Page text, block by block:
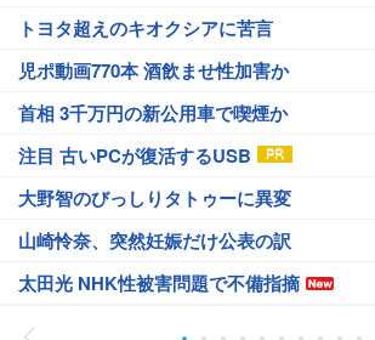
トヨタ超えのキオクシアに苦言
児ポ動画770本 酒飲ませ性加害か
首相 3千万円の新公用車で喫煙か
注目 古いPCが復活するUSB
大野智のびっしりタトゥーに異変
山崎怜奈、突然妊娠だけ公表の訳
太田光 NHK性被害問題で不備指摘